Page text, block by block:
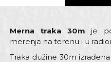
Merna traka 30m je
merenja na terenu i u
Traka dužine 30m